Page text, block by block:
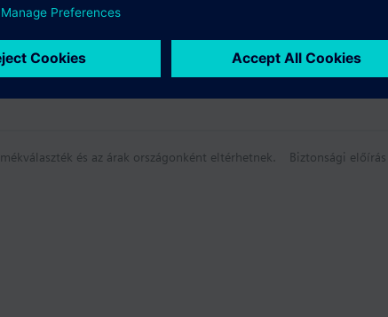
és az árak országonként eltérhetnek. Biztonsági előírás